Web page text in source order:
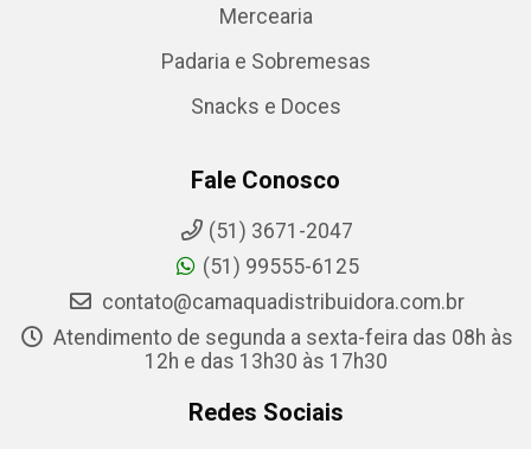
Mercearia
Padaria e Sobremesas
Snacks e Doces
Fale Conosco
(51) 3671-2047
(51) 99555-6125
contato@camaquadistribuidora.com.br
Atendimento de segunda a sexta-feira das 08h às
12h e das 13h30 às 17h30
Redes Sociais